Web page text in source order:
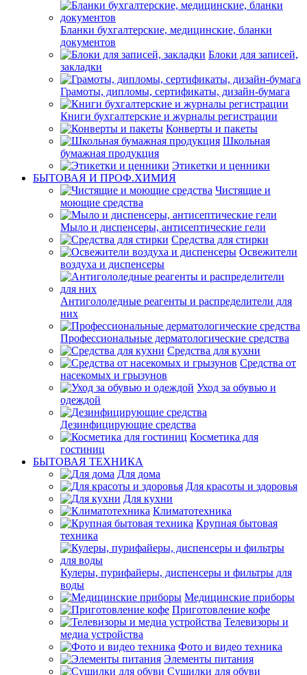
Бланки бухгалтерские, медицинские, бланки
документов
Блоки для записей,
закладки
Грамоты, дипломы, сертификаты, дизайн-бумага
Книги бухгалтерские и журналы регистрации
Конверты и пакеты
Школьная
бумажная продукция
Этикетки и ценники
БЫТОВАЯ И ПРОФ.ХИМИЯ
Чистящие и
моющие средства
Мыло и диспенсеры, антисептические гели
Средства для стирки
Освежители
воздуха и диспенсеры
Антигололедные реагенты и распределители для
них
Профессиональные дерматологические средства
Средства для кухни
Средства от
насекомых и грызунов
Уход за обувью и
одеждой
Дезинфицирующие средства
Косметика для
гостиниц
БЫТОВАЯ ТЕХНИКА
Для дома
Для красоты и здоровья
Для кухни
Климатотехника
Крупная бытовая
техника
Кулеры, пурифайеры, диспенсеры и фильтры для
воды
Медицинские приборы
Приготовление кофе
Телевизоры и
медиа устройства
Фото и видео техника
Элементы питания
Сушилки для обуви